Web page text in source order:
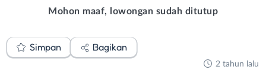
Mohon maaf, lowongan sudah ditutup
Simpan Bagikan
2 tahun lalu